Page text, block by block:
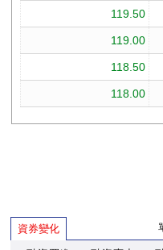
資券變化